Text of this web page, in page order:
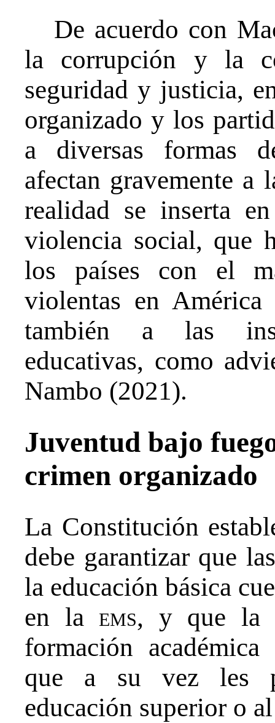
De acuerdo con
la corrupción y la
seguridad y justicia,
organizado y los
a diversas formas
afectan gravemente a
realidad se inserta
violencia social, que
los países con el
violentas en
también a las
educativas, como
Nambo (2021).
Juventud bajo
crimen organizado
La Constitución
debe garantizar que
la educación básica
en laems, y que la
formación
que a su vez les
educación superior o